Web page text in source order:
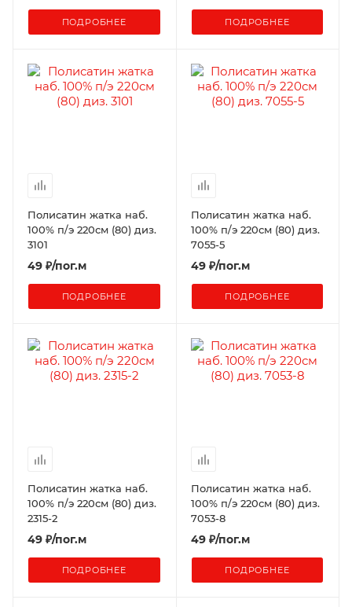
ПОДРОБНЕЕ ПОДРОБНЕЕ
Полисатин жатка наб.
100% п/э 220см (80) диз.
3101
49 ₽/пог.м
ПОДРОБНЕЕ
Полисатин жатка наб.
100% п/э 220см (80) диз.
7055-5
49₽/пог.м
ПОДРОБНЕЕ
Полисатин жатка наб.
100% п/э 220см (80) диз.
2315-2
49 ₽/пог.м
ПОДРОБНЕЕ
Полисатин жатка наб.
100% п/э 220см (80) диз.
7053-8
49₽/пог.м
ПОДРОБНЕЕ